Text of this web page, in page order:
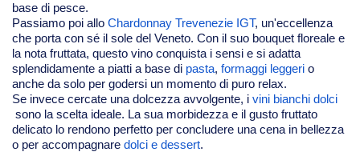
base di pesce.
Passiamo poi allo Chardonnay Trevenezie IGT, un'eccellenza
che porta con sé il sole del Veneto. Con il suo bouquet floreale e
la nota fruttata, questo vino conquista i sensi e si adatta
splendidamente a piatti a base di pasta, formaggi leggeri o
anche da solo per godersi un momento di puro relax.
Se invece cercate una dolcezza avvolgente, i vini bianchi dolci
sono la scelta ideale. La sua morbidezza e il gusto fruttato
delicato lo rendono perfetto per concludere una cena in bellezza
o per accompagnare dolci e dessert.